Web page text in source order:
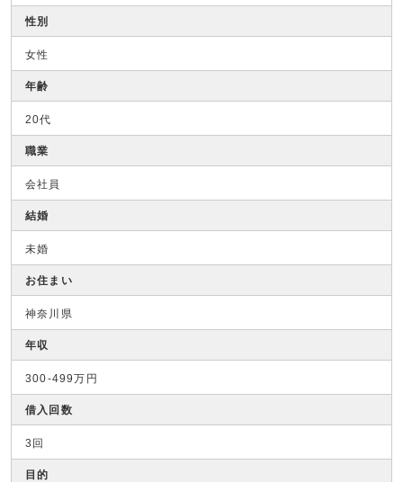
性別
女性
年齢
20代
職業
会社員
結婚
未婚
お住まい
神奈川県
年収
300-499万円
借入回数
3回
目的